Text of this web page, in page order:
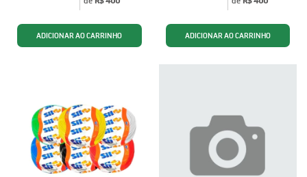
ADICIONAR AO CARRINHO ADICIONAR AO CARRINHO